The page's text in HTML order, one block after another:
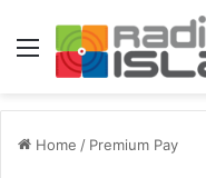
Menu
Home / Premium Pay